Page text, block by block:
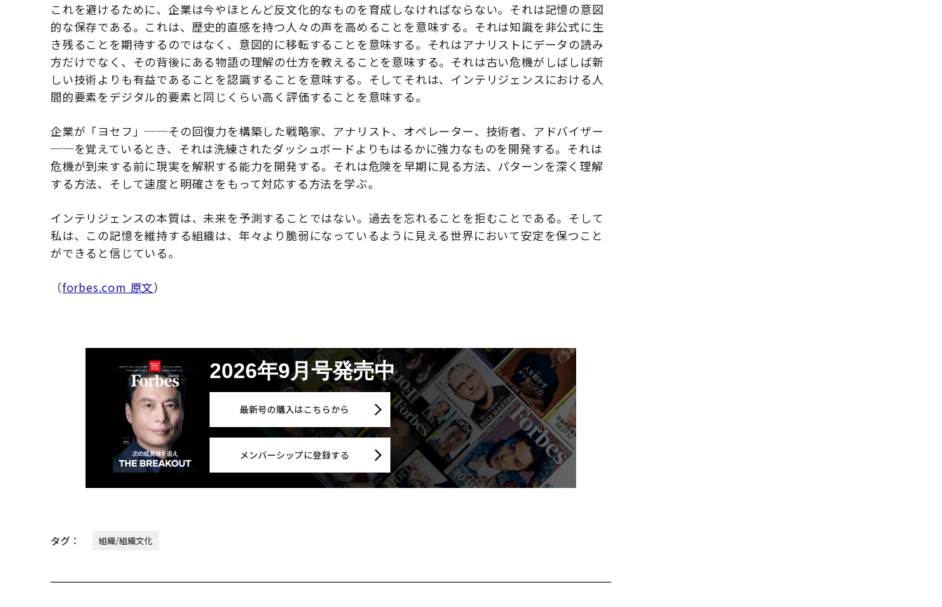
これを避けるために、企業は今やほとんど反文化的なものを育成しなければならない。それは記憶の意図
的な保存である。これは、歴史的直感を持つ人々の声を高めることを意味する。それは知識を非公式に生
き残ることを期待するのではなく、意図的に移転することを意味する。それはアナリストにデータの読み
方だけでなく、その背後にある物語の理解の仕方を教えることを意味する。それは古い危機がしばしば新
しい技術よりも有益であることを認識することを意味する。そしてそれは、インテリジェンスにおける人
間的要素をデジタル的要素と同じくらい高く評価することを意味する。
企業が「ヨセフ」──その回復力を構築した戦略家、アナリスト、オペレーター、技術者、アドバイザー
──を覚えているとき、それは洗練されたダッシュボードよりもはるかに強力なものを開発する。それは
危機が到来する前に現実を解釈する能力を開発する。それは危険を早期に見る方法、パターンを深く理解
する方法、そして速度と明確さをもって対応する方法を学ぶ。
インテリジェンスの本質は、未来を予測することではない。過去を忘れることを拒むことである。そして
私は、この記憶を維持する組織は、年々より脆弱になっているように見える世界において安定を保つこと
ができると信じている。
（forbes.com 原文）
2026年9月号発売中
最新号の購入はこちらから
メンバーシップに登録する
タグ： 組織/組織文化